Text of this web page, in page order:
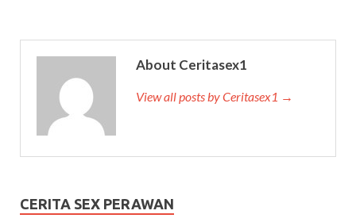
About Ceritasex1
View all posts by Ceritasex1 →
CERITA SEX PERAWAN